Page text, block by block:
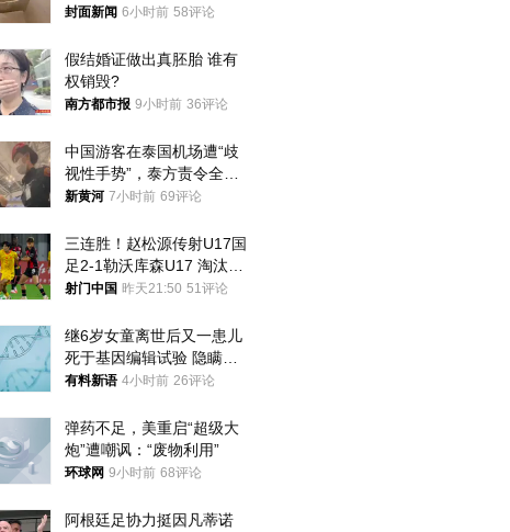
帖吐槽后酒店退还一半的
封面新闻 6小时前 58评论
假结婚证做出真胚胎 谁有
权销毁?
南方都市报 9小时前 36评论
中国游客在泰国机场遭“歧
视性手势”，泰方责令全面
调查，对责任人采取最严厉
新黄河 7小时前 69评论
三连胜！赵松源传射U17国
足2-1勒沃库森U17 淘汰赛
将战河床
射门中国 昨天21:50 51评论
继6岁女童离世后又一患儿
死于基因编辑试验 隐瞒一
年才对外披露
有料新语 4小时前 26评论
弹药不足，美重启“超级大
炮”遭嘲讽：“废物利用”
环球网 9小时前 68评论
阿根廷足协力挺因凡蒂诺